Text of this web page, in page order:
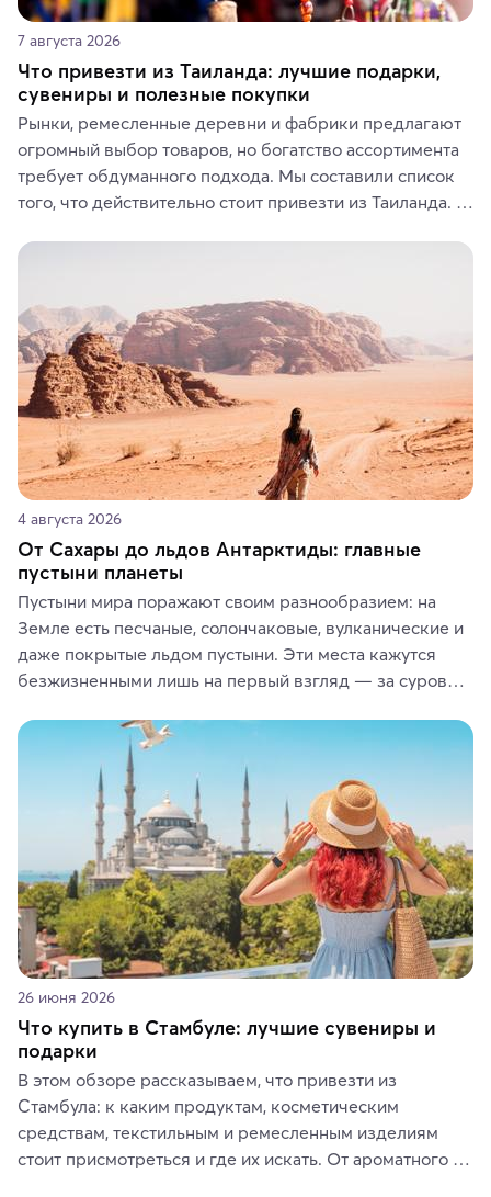
7 августа 2026
Что привезти из Таиланда: лучшие подарки,
сувениры и полезные покупки
Рынки, ремесленные деревни и фабрики предлагают
огромный выбор товаров, но богатство ассортимента
требует обдуманного подхода. Мы составили список
того, что действительно стоит привезти из Таиланда.
средства, одежду, украшения, предметы интерьера
где их купить.
4 августа 2026
От Сахары до льдов Антарктиды: главные
пустыни планеты
Пустыни мира поражают своим разнообразием: на
Земле есть песчаные, солончаковые, вулканические и
даже покрытые льдом пустыни. Эти места кажутся
безжизненными лишь на первый взгляд — за суровой
животные и маршруты, которые дарят одни из самых
ярких впечатлений от путешествий.
26 июня 2026
Что купить в Стамбуле: лучшие сувениры и
подарки
В этом обзоре рассказываем, что привезти из
Стамбула: к каким продуктам, косметическим
средствам, текстильным и ремесленным изделиям
стоит присмотреться и где их искать. От ароматного